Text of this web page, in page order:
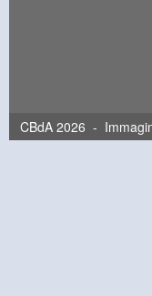
CBdA 2026 -